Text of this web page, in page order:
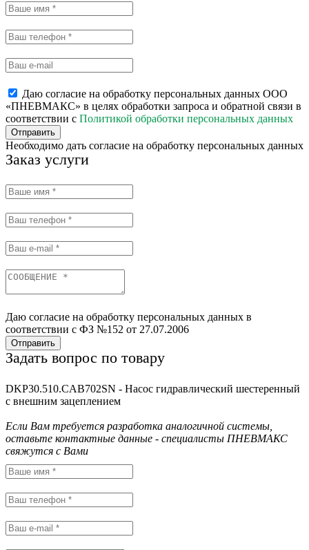
Даю согласие на обработку персональных данных ООО
«ПНЕВМАКС» в целях обработки запроса и обратной связи в
соответствии с Политикой обработки персональных данных
Отправить
Необходимо дать согласие на обработку персональных данных
Заказ услуги
Даю согласие на обработку персональных данных в
соответствии с ФЗ №152 от 27.07.2006
Отправить
Задать вопрос по товару
DKP30.510.CAB702SN - Насос гидравлический шестеренный
с внешним зацеплением
Если Вам требуется разработка аналогичной системы,
оставьте контактные данные - специалисты ПНЕВМАКС
свяжутся с Вами